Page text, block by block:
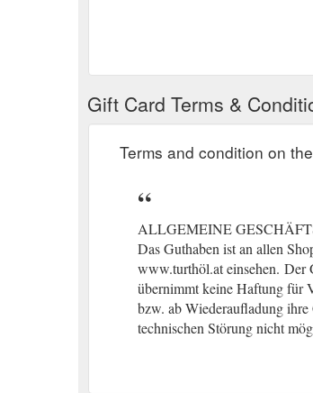
Gift Card Terms &
Terms and condition on
ALLGEMEINE
Das Guthaben ist an allen
www.turthöl.at einsehen. Der
übernimmt keine Haftung für
bzw. ab Wiederaufladung
technischen Störung nicht